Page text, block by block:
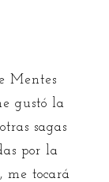
Mentes
gustó la
sagas
por la
me tocará